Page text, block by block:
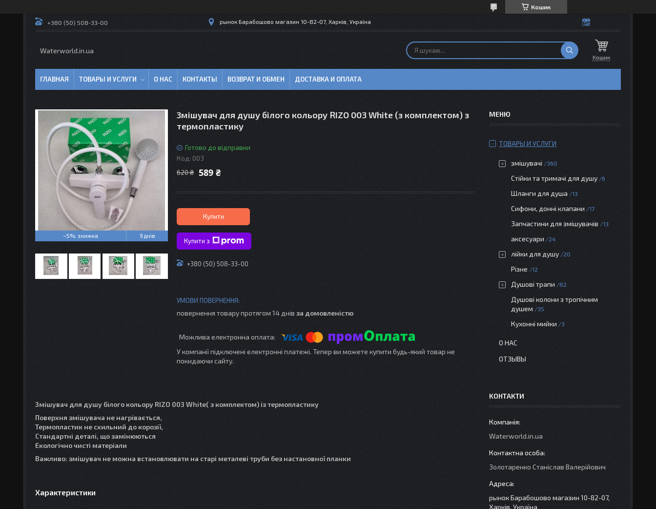
Кошик
+380 (50) 508-33-00 рынок Барабошово магазин 10-82-07, Харків, Україна
Waterworld.in.ua
Кошик
ГЛАВНАЯ ТОВАРЫ И УСЛУГИ О НАС КОНТАКТЫ ВОЗВРАТ И ОБМЕН ДОСТАВКА И ОПЛАТА
–5% 9 днів
Змішувач для душу білого кольору RIZO 003 White (з комплектом) з
термопластику
Готово до відправки
Код: 003
620 ₴ 589 ₴
Купити
Купити з
+380 (50) 508-33-00
повернення товару протягом 14 днів за домовленістю
У компанії підключені електронні платежі. Тепер ви можете купити будь-який товар не
покидаючи сайту.
Змішувач для душу білого кольору RIZO 003 White( з комплектом) із термопластику
Поверхня змішувача не нагрівається,
Термопластик не схильний до корозії,
Стандартні деталі, що замінюються
Екологічно чисті матеріали
Важливо: змішувач не можна встановлювати на старі металеві труби без настановної планки
Характеристики
ТОВАРЫ И УСЛУГИ
змішувачі 360
Стійки та тримачі для душу 6
Шланги для душа 13
Сифони, донні клапани 17
Запчастини для змішувачів 13
аксесуари 24
лійки для душу 20
Різне 12
Душові трапи 82
Душові колони з тропічним
душем
35
Кухонні мийки 3
О НАС
ОТЗЫВЫ
КОНТАКТИ
Waterworld.in.ua
Золотаренко Станіслав Валерійович
рынок Барабошово магазин 10-82-07,
Харків, Україна